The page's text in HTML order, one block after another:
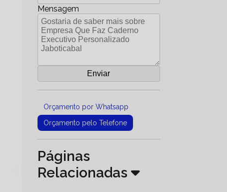
Mensagem
Orçamento por Whatsapp
Orçamento pelo Telefone
Páginas
Relacionadas